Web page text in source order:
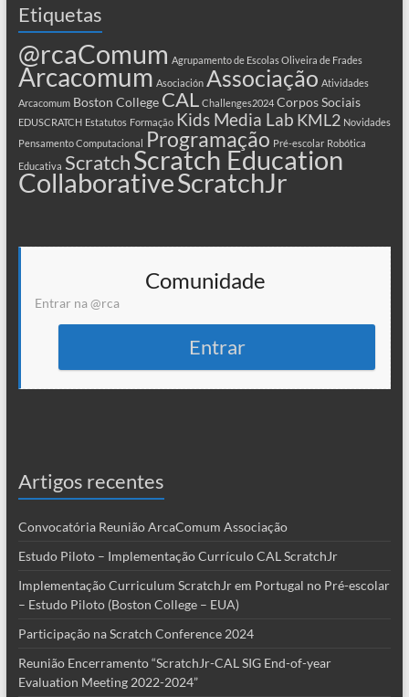
Etiquetas
@rcaComum Agrupamento de Escolas Oliveira de Frades
Arcacomum Asociación Associação Atividades
Arcacomum Boston College CAL Challenges2024 Corpos Sociais
EDUSCRATCH Estatutos Formação Kids Media Lab KML2 Novidades
Pensamento Computacional Programação Pré-escolar Robótica
Educativa ScratchScratch Education
CollaborativeScratchJr
Comunidade
Entrar na @rca
Entrar
Artigos recentes
Convocatória Reunião ArcaComum Associação
Estudo Piloto – Implementação Currículo CAL ScratchJr
Implementação Curriculum ScratchJr em Portugal no Pré-escolar
– Estudo Piloto (Boston College – EUA)
Participação na Scratch Conference 2024
Reunião Encerramento “ScratchJr-CAL SIG End-of-year
Evaluation Meeting 2022-2024”